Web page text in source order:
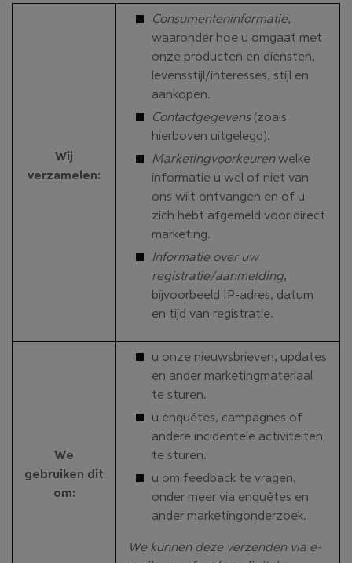
Wij
verzamelen:
Consumenteninformatie,
waaronder hoe u omgaat met
onze producten en diensten,
levensstijl/interesses, stijl en
aankopen.
Contactgegevens(zoals
hierboven uitgelegd).
Marketingvoorkeurenwelke
informatie u wel of niet van
ons wilt ontvangen en of u
zich hebt afgemeld voor direct
marketing.
Informatie over uw
registratie/aanmelding,
bijvoorbeeld IP-adres, datum
en tijd van registratie.
We
gebruiken dit
om:
u onze nieuwsbrieven, updates
en ander marketingmateriaal
te sturen.
u enquêtes, campagnes of
andere incidentele activiteiten
te sturen.
u om feedback te vragen,
onder meer via enquêtes en
ander marketingonderzoek.
We kunnen deze verzenden via e-